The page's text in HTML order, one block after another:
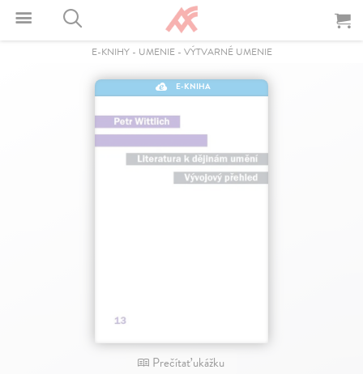
E-KNIHY- UMENIE- VÝTVARNÉ UMENIE
E-KNIHA
Prečítať ukážku